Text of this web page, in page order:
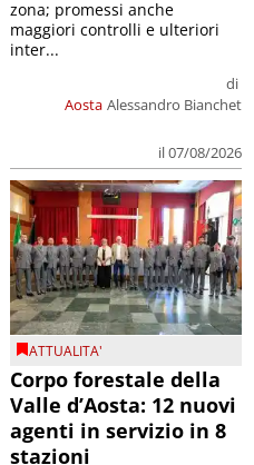
Aosta
di
Alessandro Bianchet
il 07/08/2026
zona; promessi anche
maggiori controlli e ulteriori
inter...
ATTUALITA'
Corpo forestale della
Valle d’Aosta: 12 nuovi
agenti in servizio in 8
stazioni